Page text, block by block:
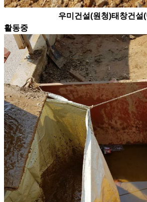
우미건설(원청)태창건설
활동중